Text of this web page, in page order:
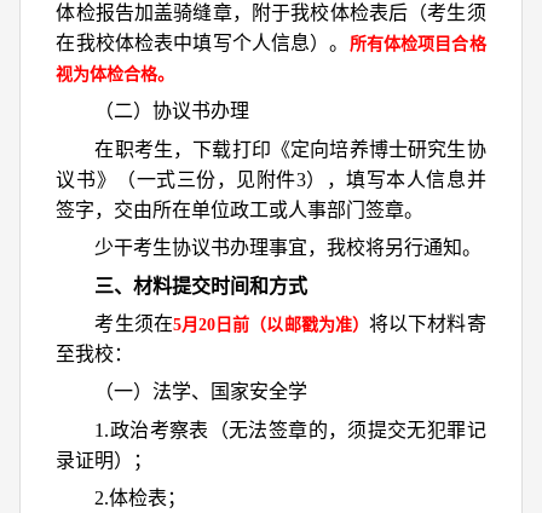
体检报告加盖骑缝章，附于我校体检表后（考生须
在我校体检表中填写个人信息）。 所有体检项目合格
视为体检合格。
（二）协议书办理
在职考生，下载打印《定向培养博士研究生协
议书》（一式三份，见附件3），填写本人信息并
签字，交由所在单位政工或人事部门签章。
少干考生协议书办理事宜，我校将另行通知。
三、材料提交时间和方式
考生须在5月20 日前（以邮戳为准）将以下材料寄
至我校：
（一）法学、国家安全学
1.政治考察表（无法签章的，须提交无犯罪记
录证明）；
2.体检表；